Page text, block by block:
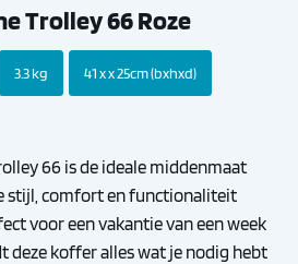
Trolley 66 Roze
3.3 kg 41 x x 25cm (bxhxd)
66 is de ideale middenmaat
stijl, comfort en functionaliteit
voor een vakantie van een week
deze koffer alles wat je nodig hebt